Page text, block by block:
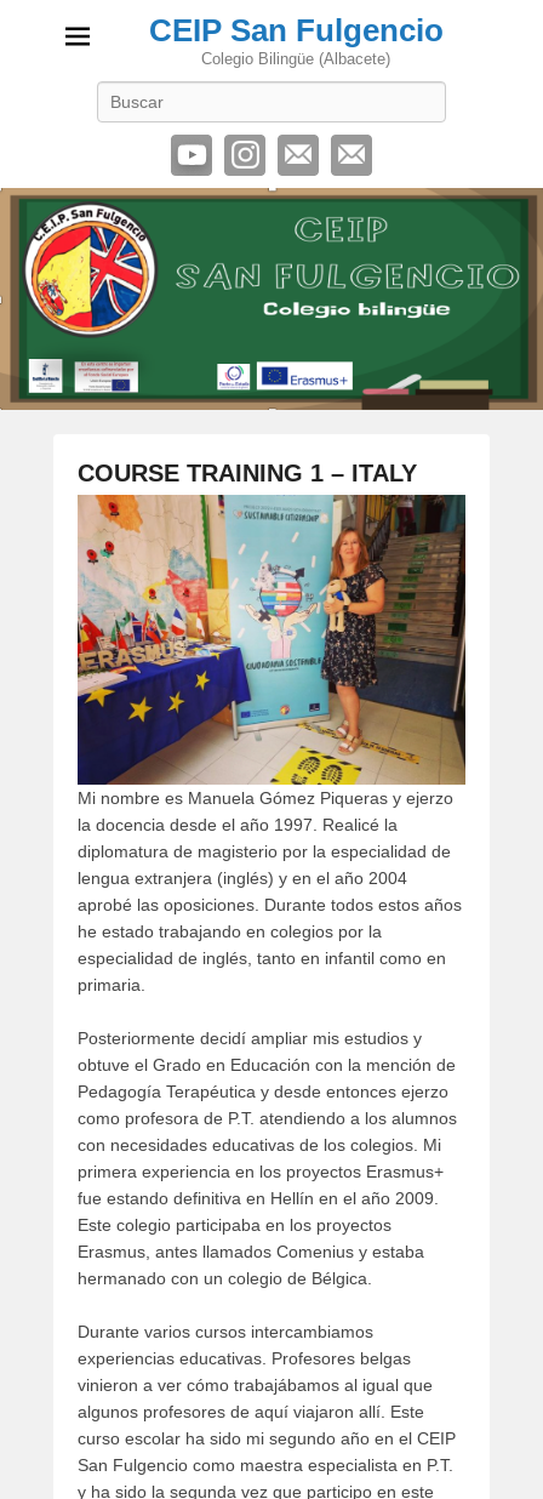
CEIP San Fulgencio
Colegio Bilingüe (Albacete)
COURSE TRAINING 1 – ITALY
b
i
c
a
d
s
e
p
t
i
e
m
b
e
2
9
,
2
0
2
3
p
o
C
o
l
e
g
i
o
Mi nombre es Manuela Gómez Piqueras y ejerzo
la docencia desde el año 1997. Realicé la
diplomatura de magisterio por la especialidad de
lengua extranjera (inglés) y en el año 2004
aprobé las oposiciones. Durante todos estos años
he estado trabajando en colegios por la
especialidad de inglés, tanto en infantil como en
primaria.
Posteriormente decidí ampliar mis estudios y
obtuve el Grado en Educación con la mención de
Pedagogía Terapéutica y desde entonces ejerzo
como profesora de P.T. atendiendo a los alumnos
con necesidades educativas de los colegios. Mi
primera experiencia en los proyectos Erasmus+
fue estando definitiva en Hellín en el año 2009.
Este colegio participaba en los proyectos
Erasmus, antes llamados Comenius y estaba
hermanado con un colegio de Bélgica.
Durante varios cursos intercambiamos
experiencias educativas. Profesores belgas
vinieron a ver cómo trabajábamos al igual que
algunos profesores de aquí viajaron allí. Este
curso escolar ha sido mi segundo año en el CEIP
San Fulgencio como maestra especialista en P.T.
y ha sido la segunda vez que participo en este